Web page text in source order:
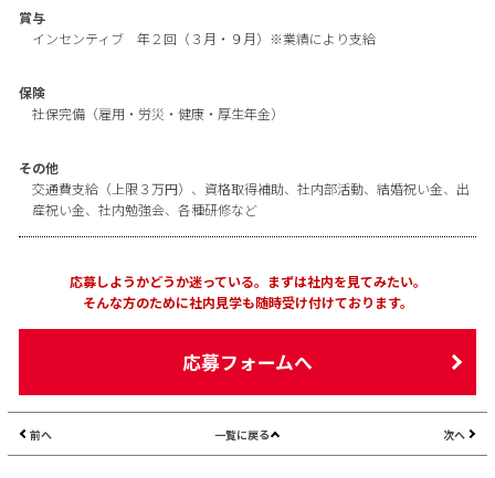
賞与
インセンティブ 年２回（３月・９月）※業績により支給
保険
社保完備（雇用・労災・健康・厚生年金）
その他
交通費支給（上限３万円）、資格取得補助、社内部活動、結婚祝い金、出
産祝い金、社内勉強会、各種研修など
応募しようかどうか迷っている。まずは社内を見てみたい。
そんな方のために社内見学も随時受け付けております。
応募フォームへ
前へ 一覧に戻る 次へ